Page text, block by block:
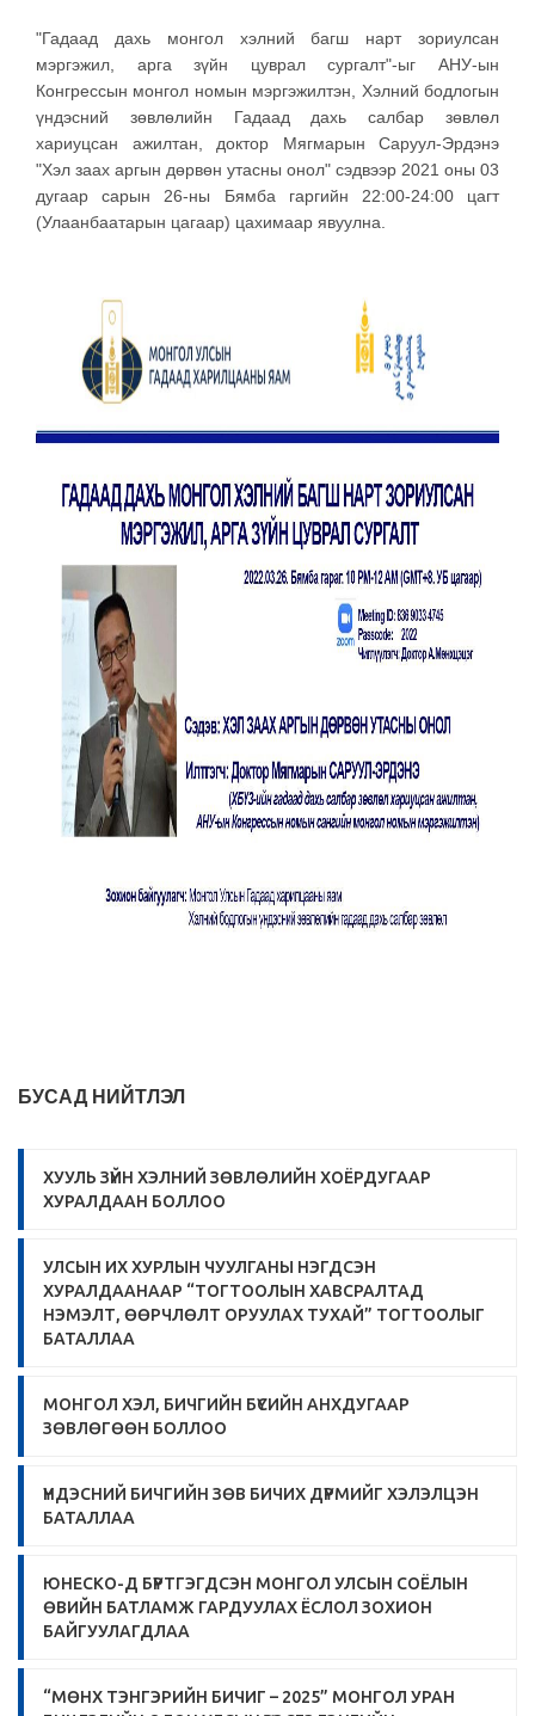
"Гадаад дахь монгол хэлний багш нарт зориулсан
мэргэжил, арга зүйн цуврал сургалт"-ыг АНУ-ын
Конгрессын монгол номын мэргэжилтэн, Хэлний бодлогын
үндэсний зөвлөлийн Гадаад дахь салбар зөвлөл
хариуцсан ажилтан, доктор Мягмарын Саруул-Эрдэнэ
"Хэл заах аргын дөрвөн утасны онол" сэдвээр 2021 оны 03
дугаар сарын 26-ны Бямба гаргийн 22:00-24:00 цагт
(Улаанбаатарын цагаар) цахимаар явуулна.
БУСАД НИЙТЛЭЛ
ХУУЛЬ ЗҮЙН ХЭЛНИЙ ЗӨВЛӨЛИЙН ХОЁРДУГААР
ХУРАЛДААН БОЛЛОО
УЛСЫН ИХ ХУРЛЫН ЧУУЛГАНЫ НЭГДСЭН
ХУРАЛДААНААР “ТОГТООЛЫН ХАВСРАЛТАД
НЭМЭЛТ, ӨӨРЧЛӨЛТ ОРУУЛАХ ТУХАЙ” ТОГТООЛЫГ
БАТАЛЛАА
МОНГОЛ ХЭЛ, БИЧГИЙН БҮСИЙН АНХДУГААР
ЗӨВЛӨГӨӨН БОЛЛОО
ҮНДЭСНИЙ БИЧГИЙН ЗӨВ БИЧИХ ДҮРМИЙГ ХЭЛЭЛЦЭН
БАТАЛЛАА
ЮНЕСКО-Д БҮРТГЭГДСЭН МОНГОЛ УЛСЫН СОЁЛЫН
ӨВИЙН БАТЛАМЖ ГАРДУУЛАХ ЁСЛОЛ ЗОХИОН
БАЙГУУЛАГДЛАА
“МӨНХ ТЭНГЭРИЙН БИЧИГ – 2025” МОНГОЛ УРАН